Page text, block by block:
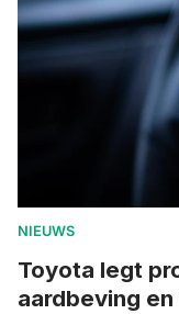
NIEUWS
Toyota legt
aardbeving